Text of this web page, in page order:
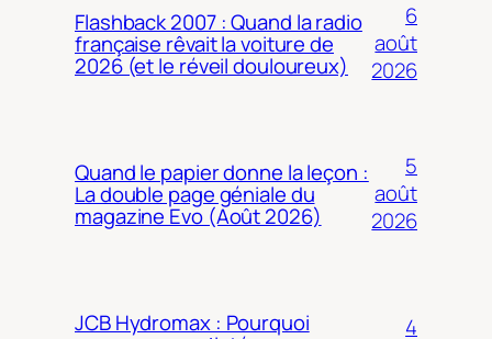
Flashback 2007 : Quand la radio
française rêvait la voiture de
2026 (et le réveil douloureux)
6
août
2026
Quand le papier donne la leçon :
La double page géniale du
magazine Evo (Août 2026)
5
août
2026
JCB Hydromax : Pourquoi
4